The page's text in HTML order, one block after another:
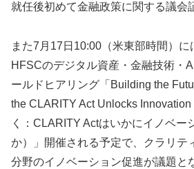
就任後初めて金融政策に関する議会
また7月17日10:00（米東部時間）に
HFSCのデジタル資産・金融技術・
ールドヒアリング「Building the
the CLARITY Act Unlocks
く：CLARITY Actはいかにイノベー
か）」開催される予定で、クラリテ
分野のイノベーション促進が議題と